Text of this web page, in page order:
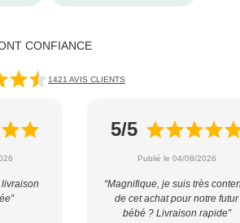
CONFIANCE
1421 AVIS CLIENTS
livraison
5/5
Publié le 04/08/2026
“Magnifique, je suis très
de cet achat pour notre futur
bébé ? Livraison rapide”